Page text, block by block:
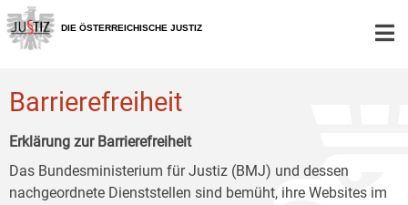
Zur
Hauptnavigation
[1]
Zum
Inhalt
[2]
Zum
Untermenü
[3]
DIE ÖSTERREICHISCHE JUSTIZ
Barrierefreiheit
Erklärung zur Barrierefreiheit
Das Bundesministerium für Justiz (BMJ) und dessen
nachgeordnete Dienststellen sind bemüht, ihre Websites im